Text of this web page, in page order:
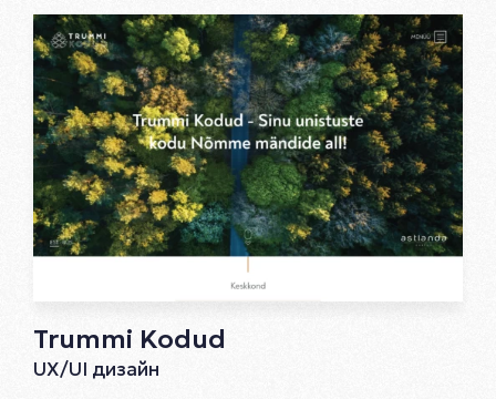
Trummi Kodud
UX/UI дизайн